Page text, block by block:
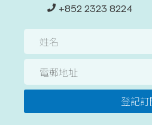
+852 2323 8224
登記訂